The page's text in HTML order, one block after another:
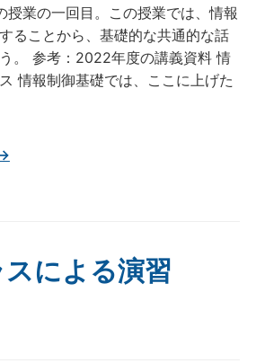
授業の一回目。この授業では、情報
ることから、基礎的な共通的な話
。 参考：2022年度の講義資料 情
情報制御基礎では、ここに上げた
による演習